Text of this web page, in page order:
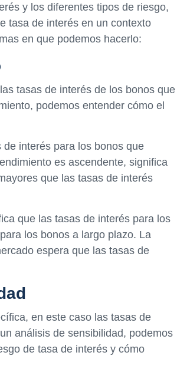
y los diferentes tipos de riesgo,
tasa de interés en un contexto
en que podemos hacerlo:
tasas de interés de los bonos que
podemos entender cómo el
interés para los bonos que
es ascendente, significa
que las tasas de interés
que las tasas de interés para los
los bonos a largo plazo. La
espera que las tasas de
en este caso las tasas de
análisis de sensibilidad, podemos
de tasa de interés y cómo